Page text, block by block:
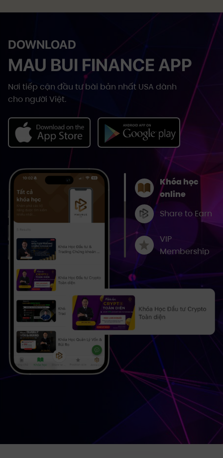
DOWNLOAD
MAU BUI FINANCE APP
Nơi tiếp cận đầu tư bài bản nhất USA dành
cho người Việt.
Khóa học
online
Share to Earn
VIP
Membership